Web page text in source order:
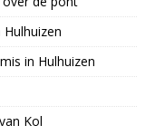
in Hulhuizen
Kol